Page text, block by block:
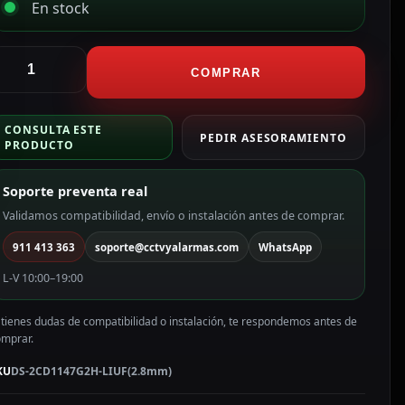
En stock
COMPRAR
CONSULTA ESTE
PRODUCTO
PEDIR ASESORAMIENTO
Soporte preventa real
Validamos compatibilidad, envío o instalación antes de comprar.
911 413 363 soporte@cctvyalarmas.com WhatsApp
L-V 10:00–19:00
dudas de compatibilidad o instalación, te respondemos antes de
DS-2CD1147G2H-LIUF(2.8mm)